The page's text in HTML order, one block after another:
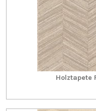
Holztapete